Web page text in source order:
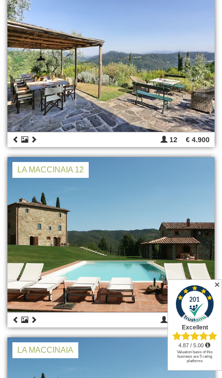
12 € 4.900
LA MACCINAIA 12
€ 6.000
LA MACCINAIA
✕